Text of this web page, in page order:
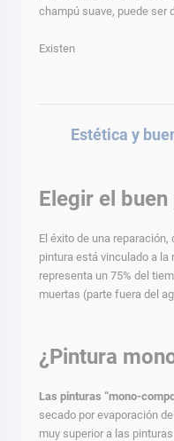
champú suave, puede ser
Existen
Estética y
Elegir el
El éxito de una
pintura está vinculado a la
representa un 75% del
muertas (parte fuera del
¿Pintura
Las pinturas “mono-
secado por evaporación
muy superior a las